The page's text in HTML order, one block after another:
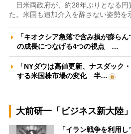
日米両政府が、約28年ぶりとなる円
た。米国も追加介入を辞さない姿勢を
「キオクシア急落で含み損が膨ら
の成長につなげる4つの視点 …
「NYダウは高値更新、ナスダック
する米国株市場の変化 半…
大前研一「ビジネス新大陸
「イラン戦争を利用